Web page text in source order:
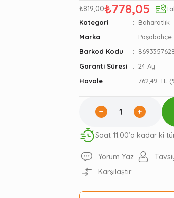
₺819,00₺778,05
Kategori
Baharatlık
Marka
Paşabahçe
Barkod Kodu
Garanti Süresi
24 Ay
Havale
762,49 TL
Saat 11:00’a kadar ki
Yorum Yaz
Karşılaştır